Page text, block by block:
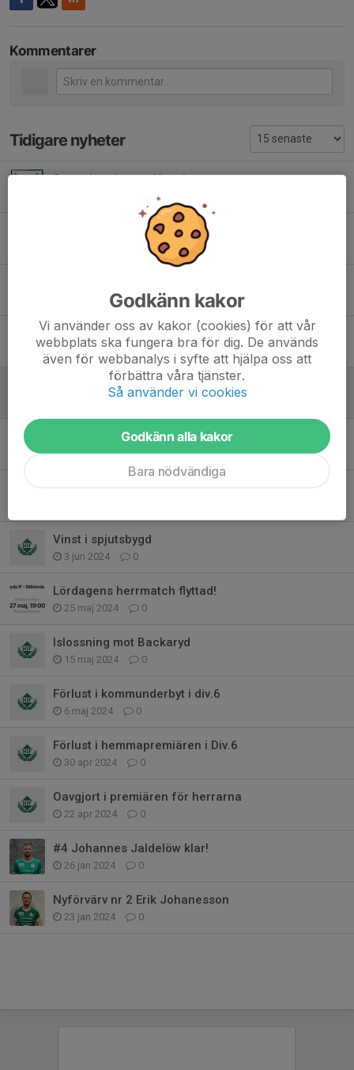
Kommentarer
Tidigare nyheter
Seger i seriepremiären!
Huvudtränare klar!
0
Debutant i herrlaget
13 maj 2025 6
Skön vinst inför sommarledighet
Vinst mot Belganet
14 jun 2024 0
Vinst i spjutsbygd
3 jun 2024 0
Lördagens herrmatch flyttad!
25 maj 2024 0
Islossning mot Backaryd
15 maj 2024 0
Förlust i kommunderbyt i div.6
6 maj 2024 0
Förlust i hemmapremiären i Div.6
30 apr 2024 0
Oavgjort i premiären för herrarna
22 apr 2024 0
#4 Johannes Jaldelöw klar!
26 jan 2024 0
Nyförvärv nr 2 Erik Johanesson
23 jan 2024 0
Godkänn kakor
Vi använder oss av kakor (cookies) för att vår
webbplats ska fungera bra för dig. De används
även för webbanalys i syfte att hjälpa oss att
förbättra våra tjänster.
Så använder vi cookies
Godkänn alla kakor
Bara nödvändiga